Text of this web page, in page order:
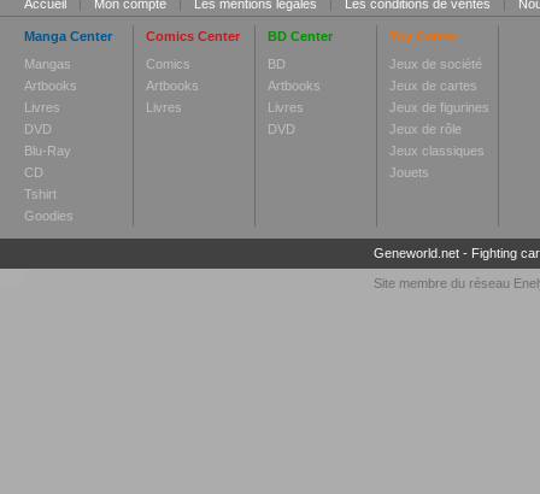
Accueil | Mon compte | Les mentions légales | Les conditions de ventes |
Manga Center
Mangas
Artbooks
Livres
DVD
Blu-Ray
CD
Tshirt
Goodies
Comics Center
Comics
Artbooks
Livres
BD Center
BD
Artbooks
Livres
DVD
Toy Center
Jeux de société
Jeux de cartes
Jeux de figurines
Jeux de rôle
Jeux classiques
Jouets
Geneworld.net- Fighting
Site membre du réseau